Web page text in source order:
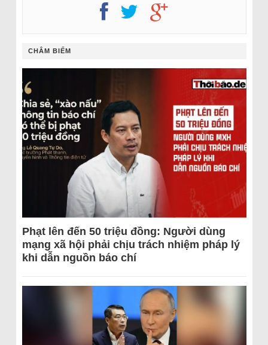
CHÂM BIẾM
Phạt lên đến 50 triệu đồng: Người dùng
mạng xã hội phải chịu trách nhiệm pháp lý
khi dẫn nguồn báo chí